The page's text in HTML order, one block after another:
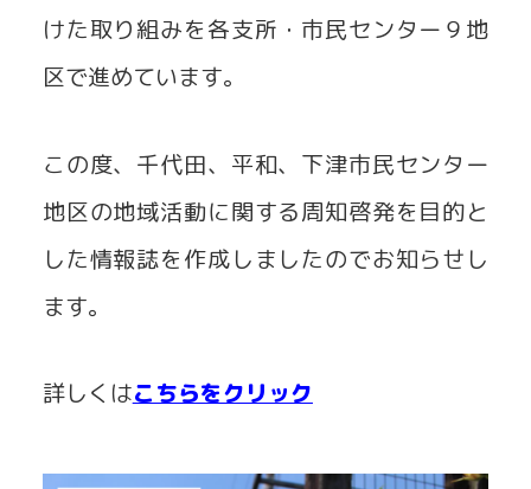
けた取り組みを各支所・市民センター９地
区で進めています。
この度、千代田、平和、下津市民センター
地区の地域活動に関する周知啓発を目的と
した情報誌を作成しましたのでお知らせし
ます。
詳しくはこちらをクリック